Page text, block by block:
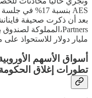
مليار دولار للاستحواذ
أسواق الأسهم
تطورات إغلاق الحكومة